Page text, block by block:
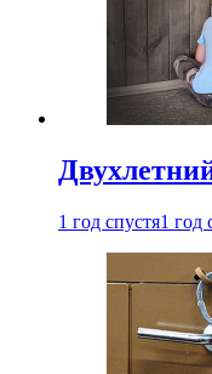
1 год спустя1 год